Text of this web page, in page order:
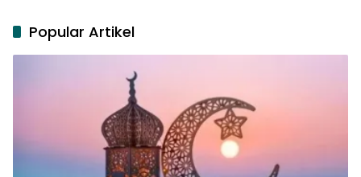
Popular Artikel